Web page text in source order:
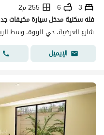
3
6
255 م2
فله سكنية مدخل سيارة مكيفات
شارع العرضية، حي الربوة، وسط
الإيميل